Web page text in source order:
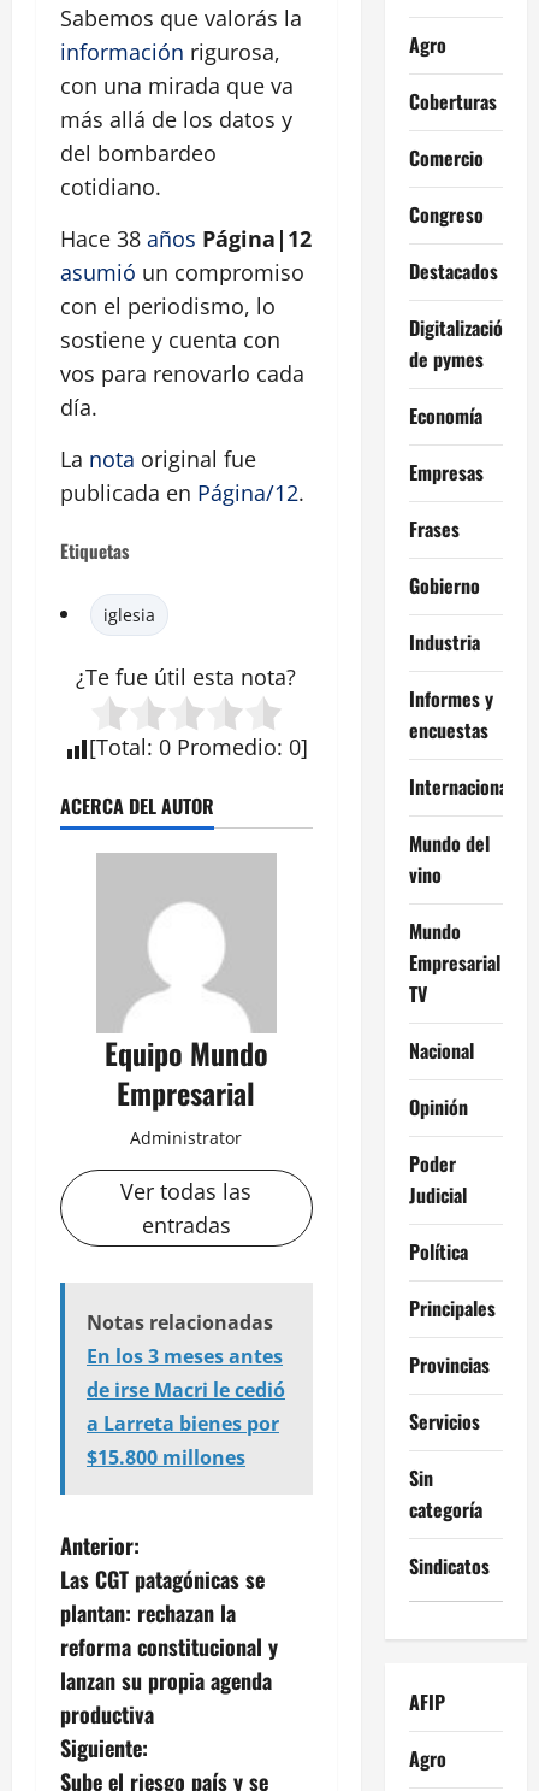
Sabemos que valorás la
información rigurosa,
con una mirada que va
más allá de los datos y
del bombardeo
cotidiano.
Hace 38 años Página|12
asumió un compromiso
con el periodismo, lo
sostiene y cuenta con
vos para renovarlo cada
día.
La nota original fue
publicada en Página/12.
Etiquetas
iglesia
¿Te fue útil esta nota?
[Total: 0 Promedio: 0]
ACERCA DEL AUTOR
Equipo Mundo
Empresarial
Administrator
Ver todas las
entradas
Notas relacionadas
En los 3 meses antes
de irse Macri le cedió
a Larreta bienes por
$15.800 millones
N
a
v
e
g
Anterior:
Las CGT patagónicas se
plantan: rechazan la
reforma constitucional y
lanzan su propia agenda
productiva
Siguiente:
Sube el riesgo país y se
Agro
Coberturas
Comercio
Congreso
Destacados
Digitalización
de pymes
Economía
Empresas
Frases
Gobierno
Industria
Informes y
encuestas
Internacional
Mundo del
vino
Mundo
Empresarial
TV
Nacional
Opinión
Poder
Judicial
Política
Principales
Provincias
Servicios
Sin
categoría
Sindicatos
AFIP
Agro